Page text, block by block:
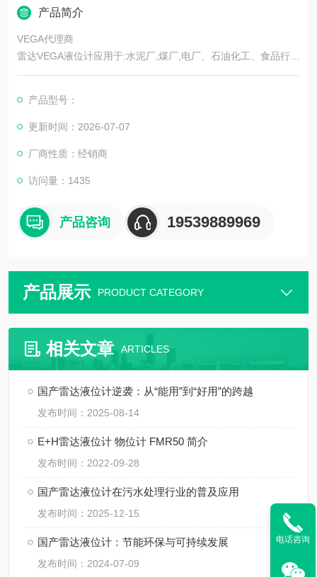
产品简介
VEGA代理商
雷达VEGA液位计应用于:水泥厂,煤厂,电厂、石油化工、食品行业
及一般工业应用。
产品型号：
更新时间：2026-07-07
厂商性质：经销商
访问量：1435
产品咨询 19539889969
产品展示 PRODUCT CATEGORY
相关文章 ARTICLES
国产雷达液位计逆袭：从“能用”到“好用”的跨越
发布时间：2025-08-14
E+H雷达液位计 物位计 FMR50 简介
发布时间：2022-09-28
国产雷达液位计在污水处理行业的普及应用
发布时间：2025-12-15
国产雷达液位计：节能环保与可持续发展
发布时间：2024-07-09
电话咨询